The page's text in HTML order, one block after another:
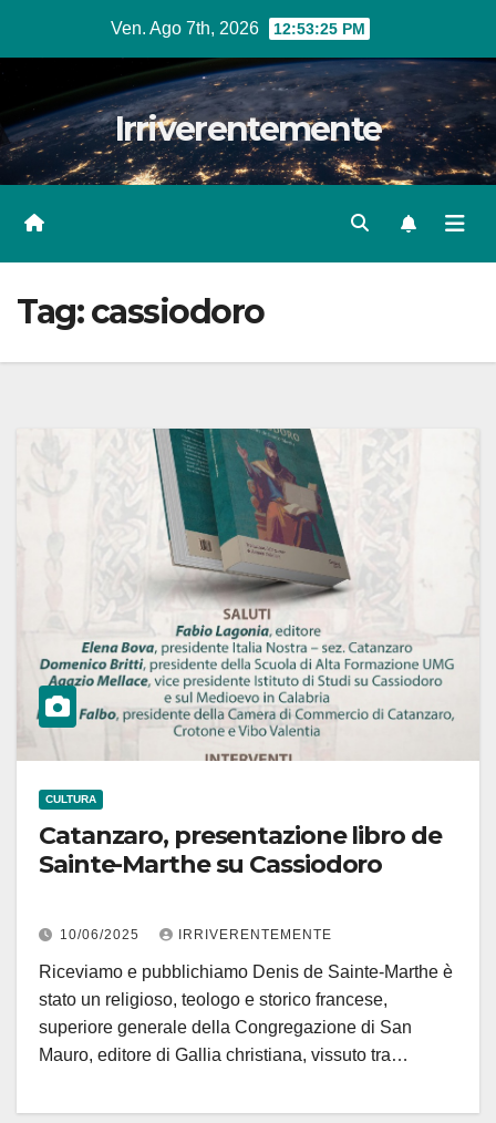
Ven. Ago 7th, 2026 12:53:26 PM
Irriverentemente
Tag:cassiodoro
CULTURA
Catanzaro, presentazione libro de
Sainte-Marthe su Cassiodoro
10/06/2025 IRRIVERENTEMENTE
Riceviamo e pubblichiamo Denis de Sainte-Marthe è
stato un religioso, teologo e storico francese,
superiore generale della Congregazione di San
Mauro, editore di Gallia christiana, vissuto tra…